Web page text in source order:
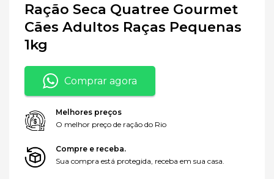
Ração Seca Quatree Gourmet
Cães Adultos Raças Pequenas
1kg
Comprar agora
Melhores preços
O melhor preço de ração do Rio
Compre e receba.
Sua compra está protegida, receba em sua casa.